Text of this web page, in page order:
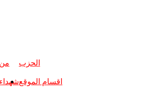
الحزب
اقسام الموقع